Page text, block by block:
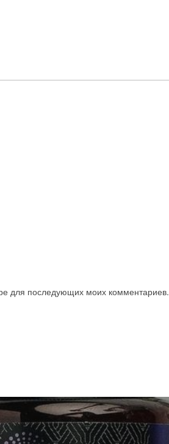
для последующих моих комментариев.